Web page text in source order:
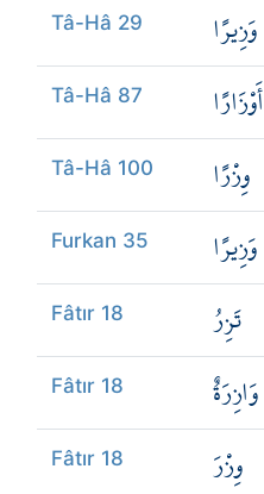
Tâ-Hâ 29 وَزِيرًا
Tâ-Hâ 87 أَوْزَارًا
Tâ-Hâ 100 وِزْرًا
Furkan 35 وَزِيرًا
Fâtır 18 تَزِرُ
Fâtır 18 وَازِرَةٌ
Fâtır 18 وِزْرَ